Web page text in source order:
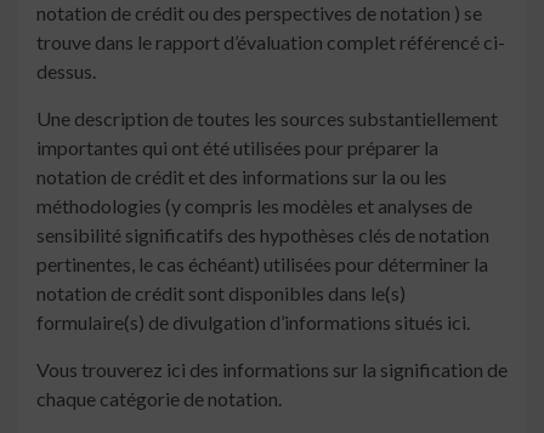
notation de crédit ou des perspectives de notation ) se
trouve dans le rapport d’évaluation complet référencé ci-
dessus.
Une description de toutes les sources substantiellement
importantes qui ont été utilisées pour préparer la
notation de crédit et des informations sur la ou les
méthodologies (y compris les modèles et analyses de
sensibilité significatifs des hypothèses clés de notation
pertinentes, le cas échéant) utilisées pour déterminer la
notation de crédit sont disponibles dans le(s)
formulaire(s) de divulgation d’informations situés ici.
Vous trouverez ici des informations sur la signification de
chaque catégorie de notation.